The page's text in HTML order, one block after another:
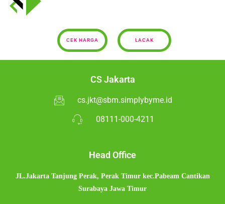
CEK HARGA LACAK
CS Jakarta
cs.jkt@sbm.simplybyme.id
08111-000-4211
Head Office
JL.Jakarta Tanjung Perak, Perak Timur kec.Pabeam Cantikan
Surabaya Jawa Timur